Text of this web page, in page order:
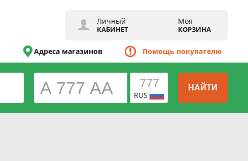
Личный
КАБИНЕТ
Моя
КОРЗИНА
Адреса магазинов Помощь покупателю
RUS
НАЙТИ